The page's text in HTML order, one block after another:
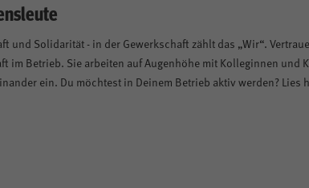
und Solidarität - in der Gewerkschaft zählt das „Wir“.
im Betrieb. Sie arbeiten auf Augenhöhe mit Kolleginnen und
ein. Du möchtest in Deinem Betrieb aktiv werden? Lies